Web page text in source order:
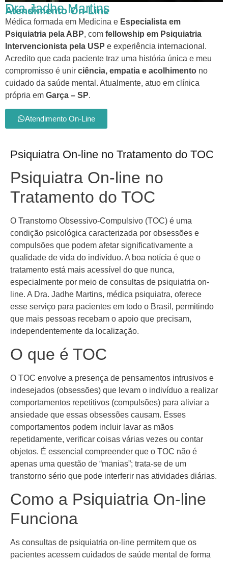
Dra Jadhe Martins
Atendimento On-Line
Médica formada em Medicina e Especialista em
Psiquiatria pela ABP, com fellowship em Psiquiatria
Intervencionista pela USP e experiência internacional.
Acredito que cada paciente traz uma história única e meu
compromisso é unir ciência, empatia e acolhimento no
cuidado da saúde mental. Atualmente, atuo em clínica
própria em Garça – SP.
Atendimento On-Line
Psiquiatra On-line no Tratamento do TOC
Psiquiatra On-line no
Tratamento do TOC
O Transtorno Obsessivo-Compulsivo (TOC) é uma
condição psicológica caracterizada por obsessões e
compulsões que podem afetar significativamente a
qualidade de vida do indivíduo. A boa notícia é que o
tratamento está mais acessível do que nunca,
especialmente por meio de consultas de psiquiatria on-
line. A Dra. Jadhe Martins, médica psiquiatra, oferece
esse serviço para pacientes em todo o Brasil, permitindo
que mais pessoas recebam o apoio que precisam,
independentemente da localização.
O que é TOC
O TOC envolve a presença de pensamentos intrusivos e
indesejados (obsessões) que levam o indivíduo a realizar
comportamentos repetitivos (compulsões) para aliviar a
ansiedade que essas obsessões causam. Esses
comportamentos podem incluir lavar as mãos
repetidamente, verificar coisas várias vezes ou contar
objetos. É essencial compreender que o TOC não é
apenas uma questão de “manias”; trata-se de um
transtorno sério que pode interferir nas atividades diárias.
Como a Psiquiatria On-line
Funciona
As consultas de psiquiatria on-line permitem que os
pacientes acessem cuidados de saúde mental de forma